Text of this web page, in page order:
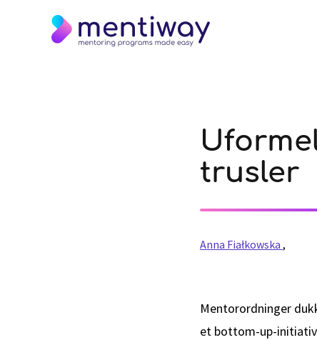
trusler
Anna Fiałkowska ,
Mentorordninger
et bottom-up-